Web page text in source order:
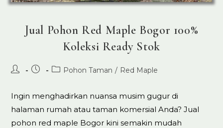
Jual Pohon Red Maple Bogor 100%
Koleksi Ready Stok
Post Post PostPohon Taman / Red Maple
Ingin menghadirkan nuansa musim gugur di
halaman rumah atau taman komersial Anda? Jual
pohon red maple Bogor kini semakin mudah